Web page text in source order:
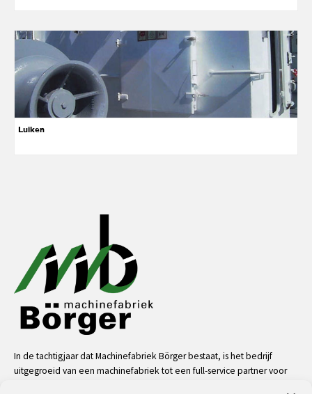
Luiken
In de tachtigjaar dat Machinefabriek Börger bestaat, is het bedrijf
uitgegroeid van een machinefabriek tot een full-service partner voor